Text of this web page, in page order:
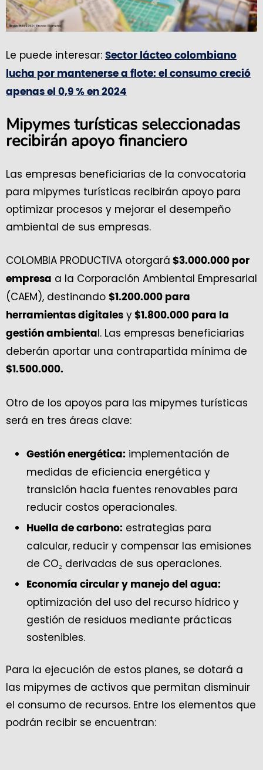
Le puede interesar: Sector lácteo colombiano
lucha por mantenerse a flote: el consumo creció
apenas el 0,9 % en 2024
Mipymes turísticas seleccionadas
recibirán apoyo financiero
Las empresas beneficiarias de la convocatoria
para mipymes turísticas recibirán apoyo para
optimizar procesos y mejorar el desempeño
ambiental de sus empresas.
COLOMBIA PRODUCTIVA otorgará $3.000.000 por
empresa a la Corporación Ambiental Empresarial
(CAEM), destinando $1.200.000 para
herramientas digitales y $1.800.000 para la
gestión ambiental. Las empresas beneficiarias
deberán aportar una contrapartida mínima de
$1.500.000.
Otro de los apoyos para las mipymes turísticas
será en tres áreas clave:
Gestión energética: implementación de
medidas de eficiencia energética y
transición hacia fuentes renovables para
reducir costos operacionales.
Huella de carbono: estrategias para
calcular, reducir y compensar las emisiones
de CO₂ derivadas de sus operaciones.
Economía circular y manejo del agua:
optimización del uso del recurso hídrico y
gestión de residuos mediante prácticas
sostenibles.
Para la ejecución de estos planes, se dotará a
las mipymes de activos que permitan disminuir
el consumo de recursos. Entre los elementos que
podrán recibir se encuentran: